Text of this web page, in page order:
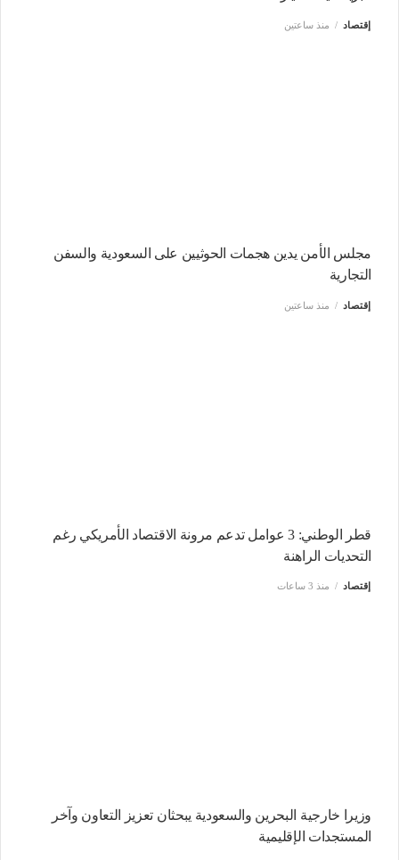
إقتصاد منذ ساعتين
مجلس الأمن يدين هجمات الحوثيين على السعودية والسفن
التجارية
إقتصاد منذ ساعتين
قطر الوطني: 3 عوامل تدعم مرونة الاقتصاد الأمريكي رغم
التحديات الراهنة
إقتصاد منذ 3 ساعات
وزيرا خارجية البحرين والسعودية يبحثان تعزيز التعاون وآخر
المستجدات الإقليمية